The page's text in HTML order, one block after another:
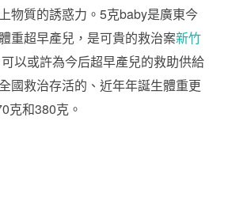
物質的誘惑力。5克baby是廣東今
重超早產兒，是可貴的救治案新竹
以或許為今后超早產兒的救助供給
國救治存活的、近年年誕生體重更
克和380克。